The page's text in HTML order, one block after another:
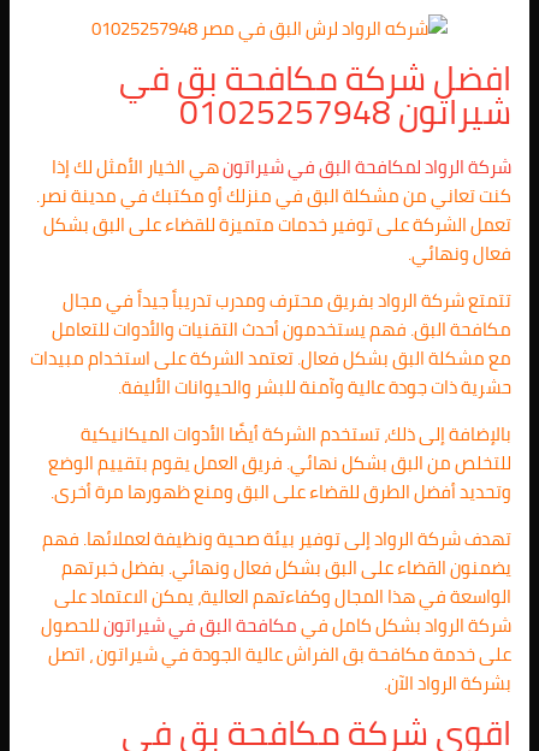
افضل شركة مكافحة بق في
شيراتون 01025257948
شركة الرواد لمكافحة البق في شيراتونهي الخيار الأمثل لك إذا
كنت تعاني من مشكلة البق في منزلك أو مكتبك في مدينة نصر.
تعمل الشركة على توفير خدمات متميزة للقضاء على البق بشكل
فعال ونهائي.
تتمتع شركة الرواد بفريق محترف ومدرب تدريباً جيداً في مجال
مكافحة البق. فهم يستخدمون أحدث التقنيات والأدوات للتعامل
مع مشكلة البق بشكل فعال. تعتمد الشركة على استخدام مبيدات
حشرية ذات جودة عالية وآمنة للبشر والحيوانات الأليفة.
بالإضافة إلى ذلك، تستخدم الشركة أيضًا الأدوات الميكانيكية
للتخلص من البق بشكل نهائي. فريق العمل يقوم بتقييم الوضع
وتحديد أفضل الطرق للقضاء على البق ومنع ظهورها مرة أخرى.
تهدف شركة الرواد إلى توفير بيئة صحية ونظيفة لعملائها. فهم
يضمنون القضاء على البق بشكل فعال ونهائي. بفضل خبرتهم
الواسعة في هذا المجال وكفاءتهم العالية، يمكن الاعتماد على
شركة الرواد بشكل كامل فيمكافحة البق في شيراتونللحصول
على خدمة مكافحة بق الفراش عالية الجودة في شيراتون ، اتصل
بشركة الرواد الآن.
اقوى شركة مكافحة بق في